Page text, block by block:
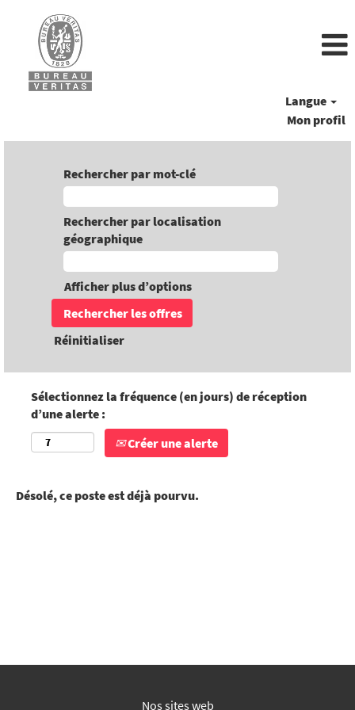
Langue
Mon profil
Rechercher par mot-clé
Rechercher par localisation
géographique
Afficher plus d’options
Réinitialiser
Sélectionnez la fréquence (en jours) de réception
d’une alerte :
Créer une alerte
Désolé, ce poste est déjà pourvu.
Nos sites web